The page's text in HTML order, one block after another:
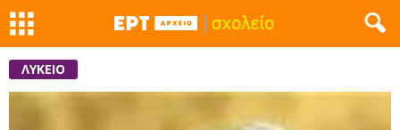
ΛΥΚΕΙΟ